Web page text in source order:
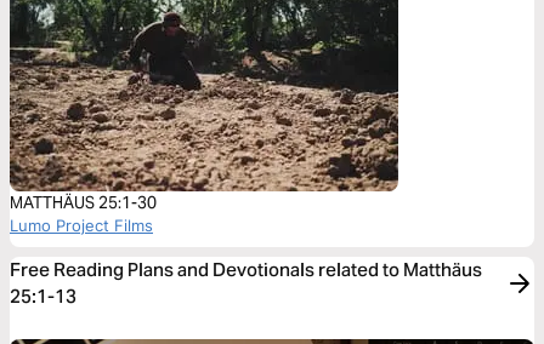
MATTHÄUS 25:1-30
Lumo Project Films
Free Reading Plans and Devotionals related to Matthäus
25:1-13